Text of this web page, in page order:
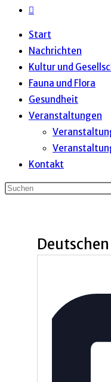
Website-
umschalten
Start
Nachrichten
Kultur und
Fauna und Flora
Gesundheit
Veranstaltungen
Kontakt